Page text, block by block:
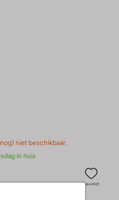
niet beschikbaar.
in huis
Favoriet
37 boutiques